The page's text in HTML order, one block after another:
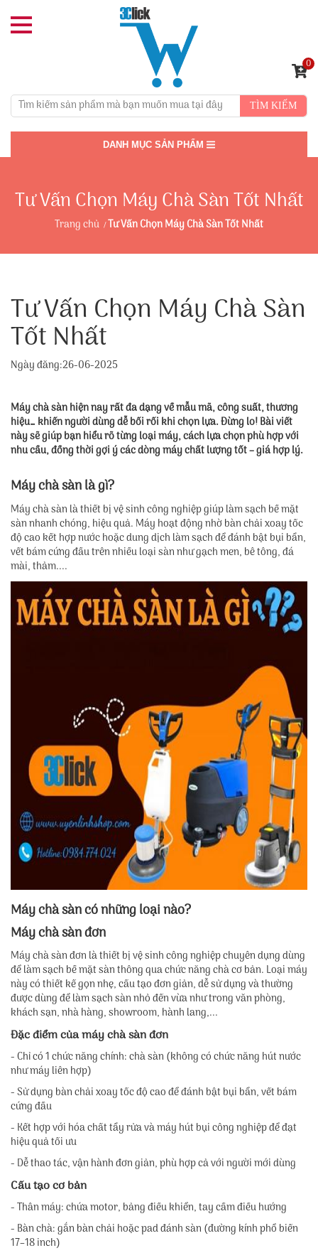
TÌM KIẾM
0
DANH MỤC SẢN PHẨM
Tư Vấn Chọn Máy Chà Sàn Tốt Nhất
Trang chủ Tư Vấn Chọn Máy Chà Sàn Tốt Nhất
Tư Vấn Chọn Máy Chà Sàn
Tốt Nhất
Ngày đăng:26-06-2025
Máy chà sàn hiện nay rất đa dạng về mẫu mã, công suất, thương
hiệu… khiến người dùng dễ bối rối khi chọn lựa. Đừng lo! Bài viết
này sẽ giúp bạn hiểu rõ từng loại máy, cách lựa chọn phù hợp với
nhu cầu, đồng thời gợi ý các dòng máy chất lượng tốt – giá hợp lý.
Máy chà sàn là gì?
Máy chà sàn là thiết bị vệ sinh công nghiệp giúp làm sạch bề mặt
sàn nhanh chóng, hiệu quả. Máy hoạt động nhờ bàn chải xoay tốc
độ cao kết hợp nước hoặc dung dịch làm sạch để đánh bật bụi bẩn,
vết bám cứng đầu trên nhiều loại sàn như gạch men, bê tông, đá
mài, thảm....
Máy chà sàn có những loại nào?
Máy chà sàn đơn
Máy chà sàn đơn là thiết bị vệ sinh công nghiệp chuyên dụng dùng
để làm sạch bề mặt sàn thông qua chức năng chà cơ bản. Loại máy
này có thiết kế gọn nhẹ, cấu tạo đơn giản, dễ sử dụng và thường
được dùng để làm sạch sàn nhỏ đến vừa như trong văn phòng,
khách sạn, nhà hàng, showroom, hành lang,...
Đặc điểm của máy chà sàn đơn
- Chỉ có 1 chức năng chính: chà sàn (không có chức năng hút nước
như máy liên hợp)
- Sử dụng bàn chải xoay tốc độ cao để đánh bật bụi bẩn, vết bám
cứng đầu
- Kết hợp với hóa chất tẩy rửa và máy hút bụi công nghiệp để đạt
hiệu quả tối ưu
- Dễ thao tác, vận hành đơn giản, phù hợp cả với người mới dùng
Cấu tạo cơ bản
- Thân máy: chứa motor, bảng điều khiển, tay cầm điều hướng
- Bàn chà: gắn bàn chải hoặc pad đánh sàn (đường kính phổ biến
17–18 inch)